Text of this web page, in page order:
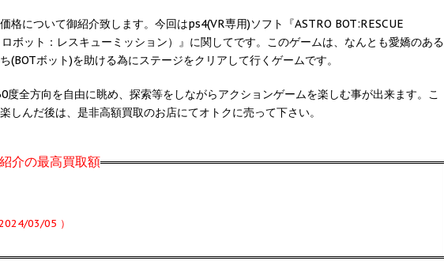
格について御紹介致します。今回はps4(VR専用)ソフト『ASTRO BOT:RESCUE
ボット：レスキューミッション）』に関してです。このゲームは、なんとも愛嬌のある
(BOTボット)を助ける為にステージをクリアして行くゲームです。
度全方向を自由に眺め、探索等をしながらアクションゲームを楽しむ事が出来ます。こ
しんだ後は、是非高額買取のお店にてオトクに売って下さい。
介の最高買取額
03/05 ）